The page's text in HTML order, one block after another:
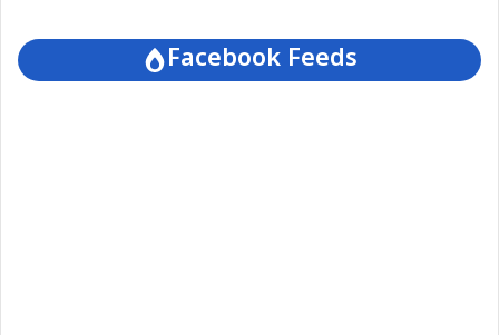
Facebook Feeds